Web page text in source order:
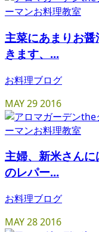
主菜にあまりお
きます、...
お料理ブログ
MAY292016
主婦、新米さん
のレパー...
お料理ブログ
MAY282016